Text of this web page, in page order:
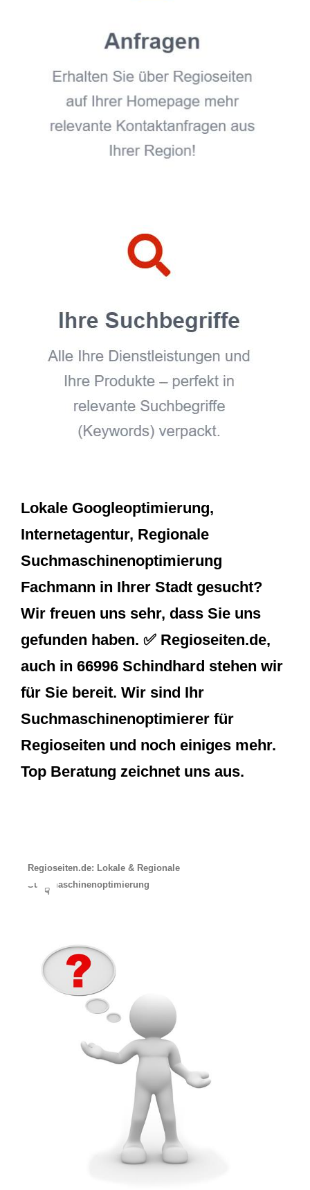
Lokale Googleoptimierung,
Internetagentur, Regionale
Suchmaschinenoptimierung
Fachmann in Ihrer Stadt gesucht?
Wir freuen uns sehr, dass Sie uns
gefunden haben. ✅ Regioseiten.de,
auch in 66996 Schindhard stehen wir
für Sie bereit. Wir sind Ihr
Suchmaschinenoptimierer für
Regioseiten und noch einiges mehr.
Top Beratung zeichnet uns aus.
Regioseiten.de: Lokale & Regionale
Suchmaschinenoptimierung
☟